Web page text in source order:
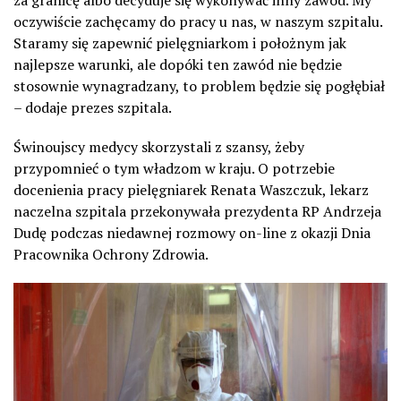
oczywiście zachęcamy do pracy u nas, w naszym szpitalu.
Staramy się zapewnić pielęgniarkom i położnym jak
najlepsze warunki, ale dopóki ten zawód nie będzie
stosownie wynagradzany, to problem będzie się pogłębiał
– dodaje prezes szpitala.
Świnoujscy medycy skorzystali z szansy, żeby
przypomnieć o tym władzom w kraju. O potrzebie
docenienia pracy pielęgniarek Renata Waszczuk, lekarz
naczelna szpitala przekonywała prezydenta RP Andrzeja
Dudę podczas niedawnej rozmowy on-line z okazji Dnia
Pracownika Ochrony Zdrowia.